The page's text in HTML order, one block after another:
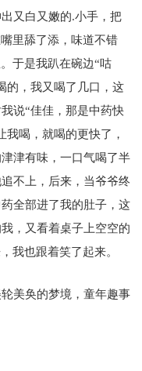
又白又嫩的.小手，把
里舔了添，味道不错
于是我趴在碗边“咕
的，我又喝了几口，这
说“佳佳，那是中药快
我喝，就喝的更快了，
津有味，一口气喝了半
不上，后来，当爷爷终
全部进了我的肚子，这
，又看着桌子上空空的
我也跟着笑了起来。
美奂的梦境，童年趣事